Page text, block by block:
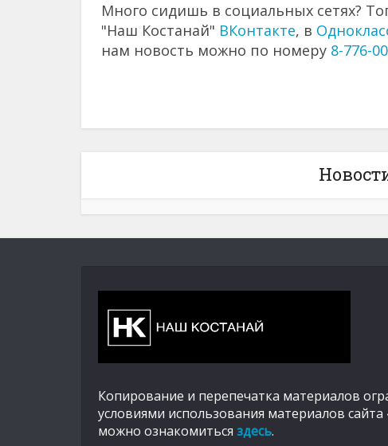
Много сидишь в социальных сетях?
"Наш Костанай" ВКонтакте, в
нам новость можно по номеру 8-776-
Копирование и перепечатка материалов
условиями использования материалов
можно ознакомиться здесь.